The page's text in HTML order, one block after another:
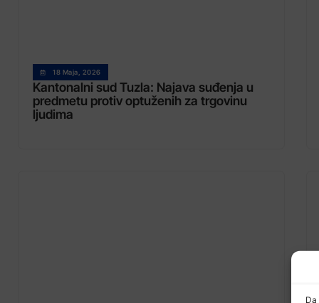
18 Maja, 2026
Kantonalni sud Tuzla: Najava suđenja u
predmetu protiv optuženih za trgovinu
ljudima